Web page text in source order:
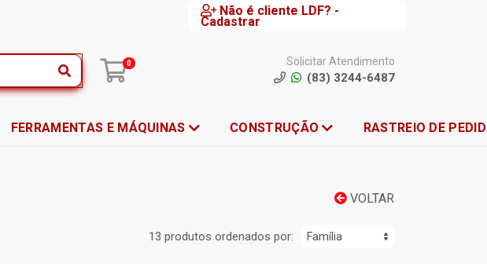
Não é cliente LDF? -
Cadastrar
0 Solicitar Atendimento
(83) 3244-6487
FERRAMENTAS E MÁQUINAS CONSTRUÇÃO RASTREIO DE
VOLTAR
13 produtos ordenados por: